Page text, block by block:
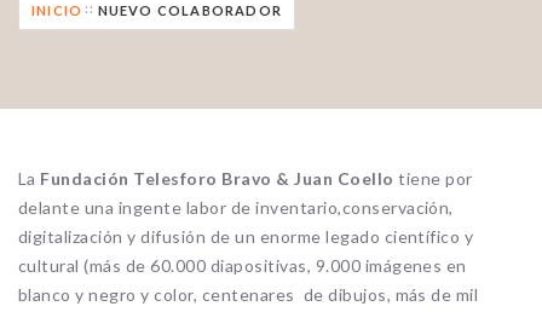
INICIO NUEVO COLABORADOR
La Fundación Telesforo Bravo & Juan Coello tiene por
delante una ingente labor de inventario,conservación,
digitalización y difusión de un enorme legado científico y
cultural (más de 60.000 diapositivas, 9.000 imágenes en
blanco y negro y color, centenares de dibujos, más de mil